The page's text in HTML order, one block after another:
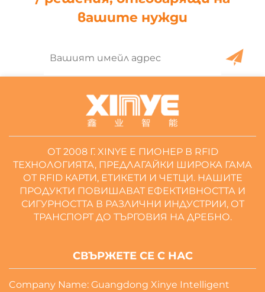
вашите нужди
ОТ 2008 Г. XINYE Е ПИОНЕР В RFID
ТЕХНОЛОГИЯТА, ПРЕДЛАГАЙКИ ШИРОКА ГАМА
ОТ RFID КАРТИ, ЕТИКЕТИ И ЧЕТЦИ. НАШИТЕ
ПРОДУКТИ ПОВИШАВАТ ЕФЕКТИВНОСТТА И
СИГУРНОСТТА В РАЗЛИЧНИ ИНДУСТРИИ, ОТ
ТРАНСПОРТ ДО ТЪРГОВИЯ НА ДРЕБНО.
СВЪРЖЕТЕ СЕ С НАС
Company Name: Guangdong Xinye Intelligent